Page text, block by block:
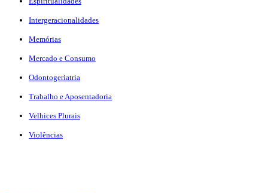
Intergeracionalidades
Memórias
Mercado e Consumo
Odontogeriatria
Trabalho e Aposentadoria
Velhices Plurais
Violências